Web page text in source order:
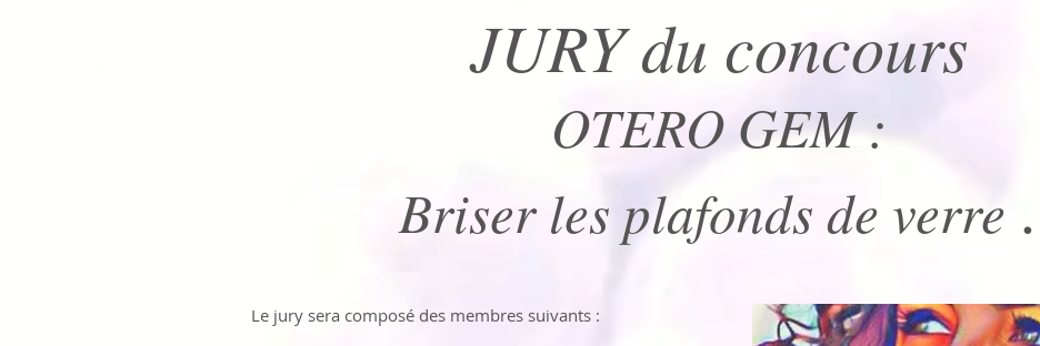
JURY du concours
OTERO GEM :
Briser les plafonds de verre .
Le jury sera composé des membres suivants :